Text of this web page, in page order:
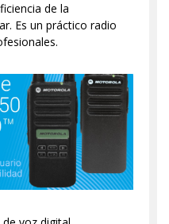
de la
Es un práctico radio